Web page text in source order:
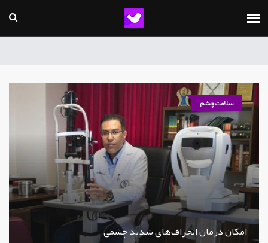
سلامت چشم
امکان درمان انحراف‌های شدید چشمی